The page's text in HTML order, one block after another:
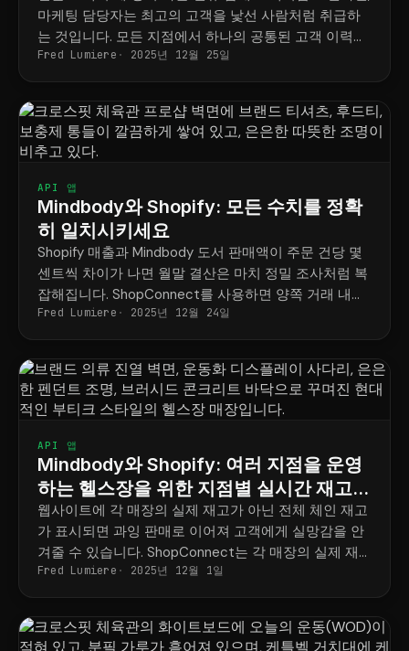
마케팅 담당자는 최고의 고객을 낯선 사람처럼 취급하
는 것입니다. 모든 지점에서 하나의 공통된 고객 이력을
관리하는 방법을 소개합니다.
Fred Lumiere 2025년 12월 25일
API 앱
Mindbody와 Shopify: 모든 수치를 정확
히 일치시키세요
Shopify 매출과 Mindbody 도서 판매액이 주문 건당 몇
센트씩 차이가 나면 월말 결산은 마치 정밀 조사처럼 복
잡해집니다. ShopConnect를 사용하면 양쪽 거래 내역
이 정확하게 일치하므로, 정산 작업은 다운로드 한 번으
로 완료되어 하루 종일 걸리지 않습니다.
Fred Lumiere 2025년 12월 24일
API 앱
Mindbody와 Shopify: 여러 지점을 운영
하는 헬스장을 위한 지점별 실시간 재고
관리
웹사이트에 각 매장의 실제 재고가 아닌 전체 체인 재고
가 표시되면 과잉 판매로 이어져 고객에게 실망감을 안
겨줄 수 있습니다. ShopConnect는 각 매장의 실제 재
고를 보여주고 모든 주문을 정확한 위치로 배송합니다.
Fred Lumiere 2025년 12월 1일